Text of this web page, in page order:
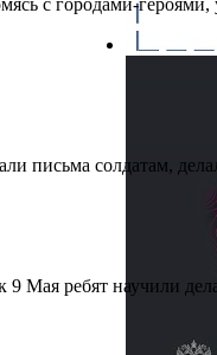
с городами-
письма солдатам,
9 Мая ребят научили